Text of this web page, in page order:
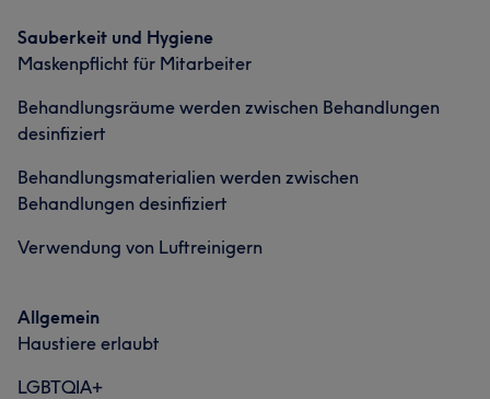
Sauberkeit und Hygiene
Maskenpflicht für Mitarbeiter
Behandlungsräume werden zwischen Behandlungen
desinfiziert
Behandlungsmaterialien werden zwischen
Behandlungen desinfiziert
Verwendung von Luftreinigern
Allgemein
Haustiere erlaubt
LGBTQIA+